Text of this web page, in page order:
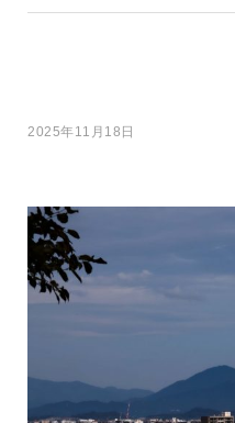
2025年11月18日